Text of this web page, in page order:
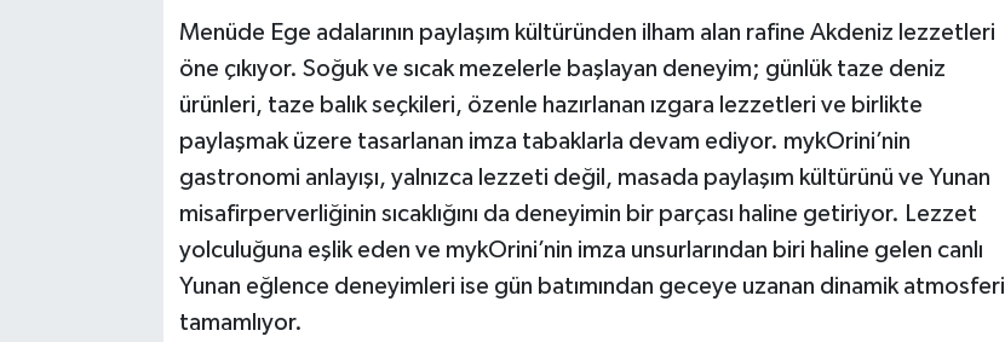
Menüde Ege adalarının paylaşım kültüründen ilham alan rafine Akdeniz lezzetleri
öne çıkıyor. Soğuk ve sıcak mezelerle başlayan deneyim; günlük taze deniz
ürünleri, taze balık seçkileri, özenle hazırlanan ızgara lezzetleri ve birlikte
paylaşmak üzere tasarlanan imza tabaklarla devam ediyor. mykOrini’nin
gastronomi anlayışı, yalnızca lezzeti değil, masada paylaşım kültürünü ve Yunan
misafirperverliğinin sıcaklığını da deneyimin bir parçası haline getiriyor. Lezzet
yolculuğuna eşlik eden ve mykOrini’nin imza unsurlarından biri haline gelen canlı
Yunan eğlence deneyimleri ise gün batımından geceye uzanan dinamik atmosferi
tamamlıyor.